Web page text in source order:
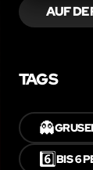
AUF
TAGS
👻
6️⃣BIS 6